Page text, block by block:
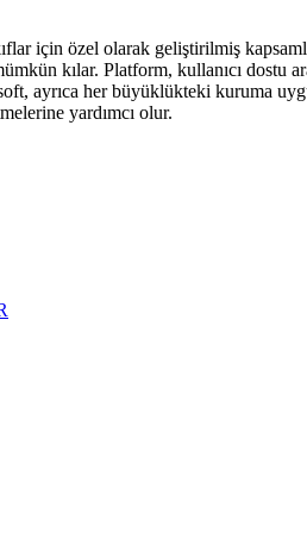
için özel olarak geliştirilmiş
kılar. Platform, kullanıcı dostu
ayrıca her büyüklükteki kuruma
yardımcı olur.